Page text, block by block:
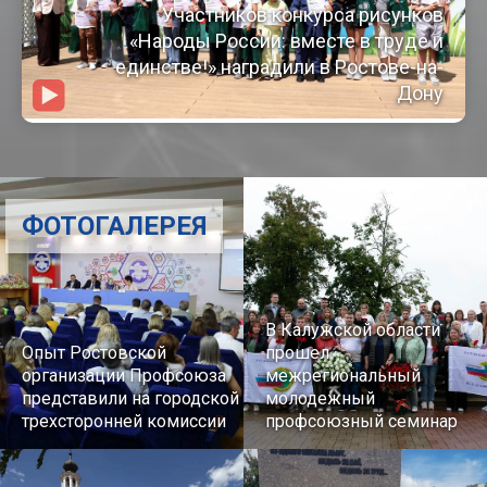
Участников конкурса рисунков
«Народы России: вместе в труде и
единстве!» наградили в Ростове-на-
Дону
Опыт Ростовской
организации Профсоюза
представили на городской
трехсторонней комиссии
В Калужской области
прошел
межрегиональный
молодежный
профсоюзный семинар
ФОТОГАЛЕРЕЯ